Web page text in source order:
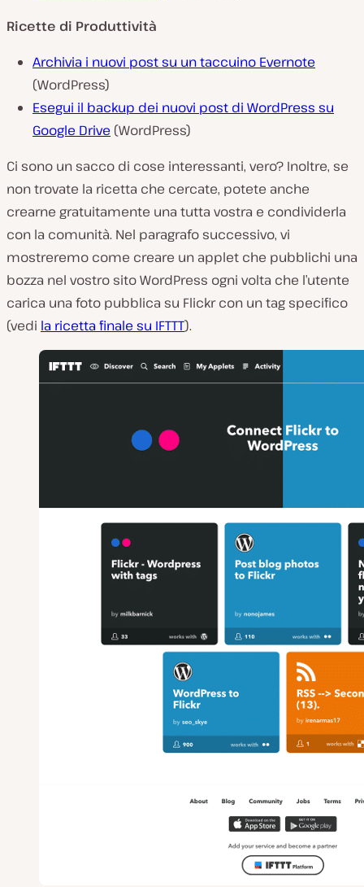
Ricette di Produttività
Archivia i nuovi post su un taccuino Evernote
(WordPress)
Esegui il backup dei nuovi post di WordPress su
Google Drive (WordPress)
Ci sono un sacco di cose interessanti, vero? Inoltre, se
non trovate la ricetta che cercate, potete anche
crearne gratuitamente una tutta vostra e condividerla
con la comunità. Nel paragrafo successivo, vi
mostreremo come creare un applet che pubblichi una
bozza nel vostro sito WordPress ogni volta che l’utente
carica una foto pubblica su Flickr con un tag specifico
(vedi la ricetta finale su IFTTT).